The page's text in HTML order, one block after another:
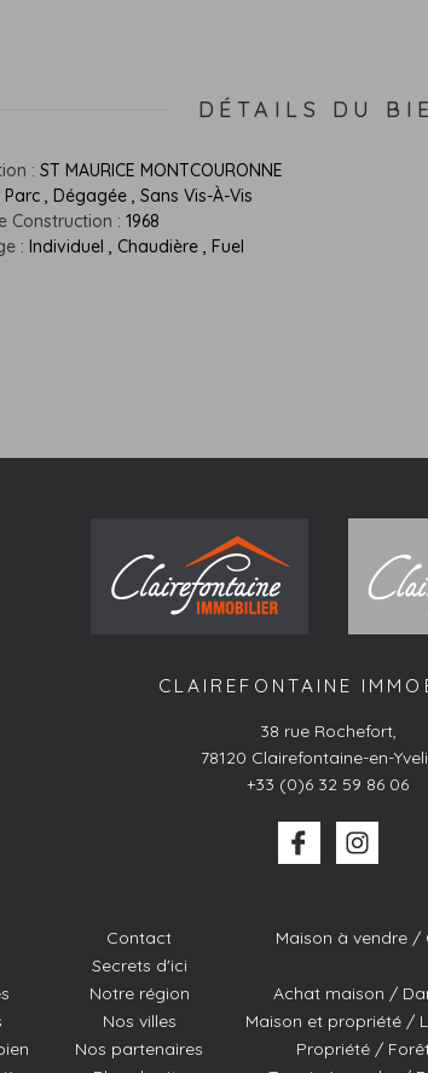
DÉTAILS DU
: ST MAURICE MONTCOURONNE
Parc , Dégagée , Sans Vis-À-Vis
Construction : 1968
: Individuel , Chaudière , Fuel
CLAIREFONTAINE
38 rue Rochefort,
78120 Clairefontaine-en-
+33 (0)6 32 59 86 06
Contact
Secrets d'ici
Notre région
Nos villes
Nos partenaires
Maison à vendre /
Achat maison /
Maison et propriété /
Propriété /